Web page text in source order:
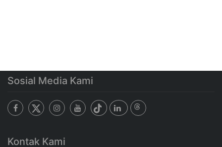
Sosial Media Kami
Kontak Kami